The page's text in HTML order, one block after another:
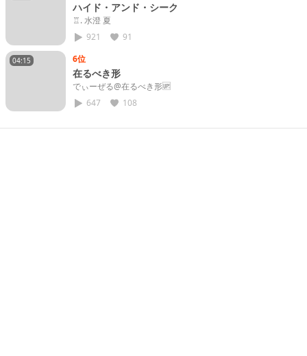
ハイド・アンド・シーク
♖. 水澄 夏
921
91
04:15 6位
在るべき形
でぃーぜる@在るべき形🆙
647
108